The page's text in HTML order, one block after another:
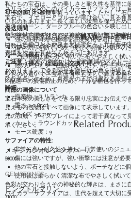
スリランカ産のこのバイカラーサファイアは、
宝石で、イエローとブルーが溶け合い、見る角
モスグリーン、ダークブルーの色合いを映し出
色が複雑に混ざり合い、神秘的で唯一無二の美
は、二色のコントラストだけでなく、光が石の
表情を次々と見せてくれる点にあります。
ご注意：宝石の色合いは、光の加減やスクリー
があります。できる限り実物に近い色を再現し
的な色合いのため、自然光の下では異なる表情
詳細:
原産地：スリランカ
重さ：0.85ct
サイズ：5mm
カット：ラウンドカット
モース硬度：9
サファイアの特性:
非常に高い耐久性を持ち、日常使いのジュ
傷には強いですが、強い衝撃には注意が必
他の宝石と接触しないよう、ポーチなどに
使用後は柔らかく清潔な布でやさしく拭い
色彩が交わり合うその神秘的な輝きは、まさに
バイカラーサファイアは、世代を超えて大切に
私たちの宝石は、その美しさと耐久性を基準に
リーに適した硬度を持っています。ただし、石
いものもあります。長く美しい状態を保つため
い。
強い直射日光や極端な温度変化を避ける
傷や欠けを防ぐため、優しくお取り扱いく
ご使用後は柔らかい乾いた布でやさしく拭
他のジュエリーと触れないよう、ポーチや
少しの心遣いで、宝石は何年も美しい輝きを保
Shipping & Delivery
発送期間
すべてのご注文は、日本から購入後3～10営業
日数はお届け先や配送業者の状況により前後す
ルース（裸石）について
ルース（裸石）は返品・交換不可となります。
れるリスクや、宝石が非常にデリケートである
※配送中の損傷防止のため、十分な梱包を行っ
商品の画像について
宝石本来の美しさをできる限り忠実にお伝えで
見える内包物はすべて画像にて表示しています
光の加減・ディスプレイによって若干異なって
承ください。
For more information contact us via email
Related
メキシカンオレンジオパール
60000
GEMSTONES
ピンクトルマリン